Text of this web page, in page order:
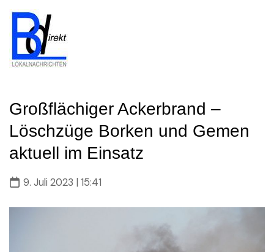
Skip
to
content
Großflächiger Ackerbrand –
Löschzüge Borken und Gemen
aktuell im Einsatz
9. Juli 2023 | 15:41